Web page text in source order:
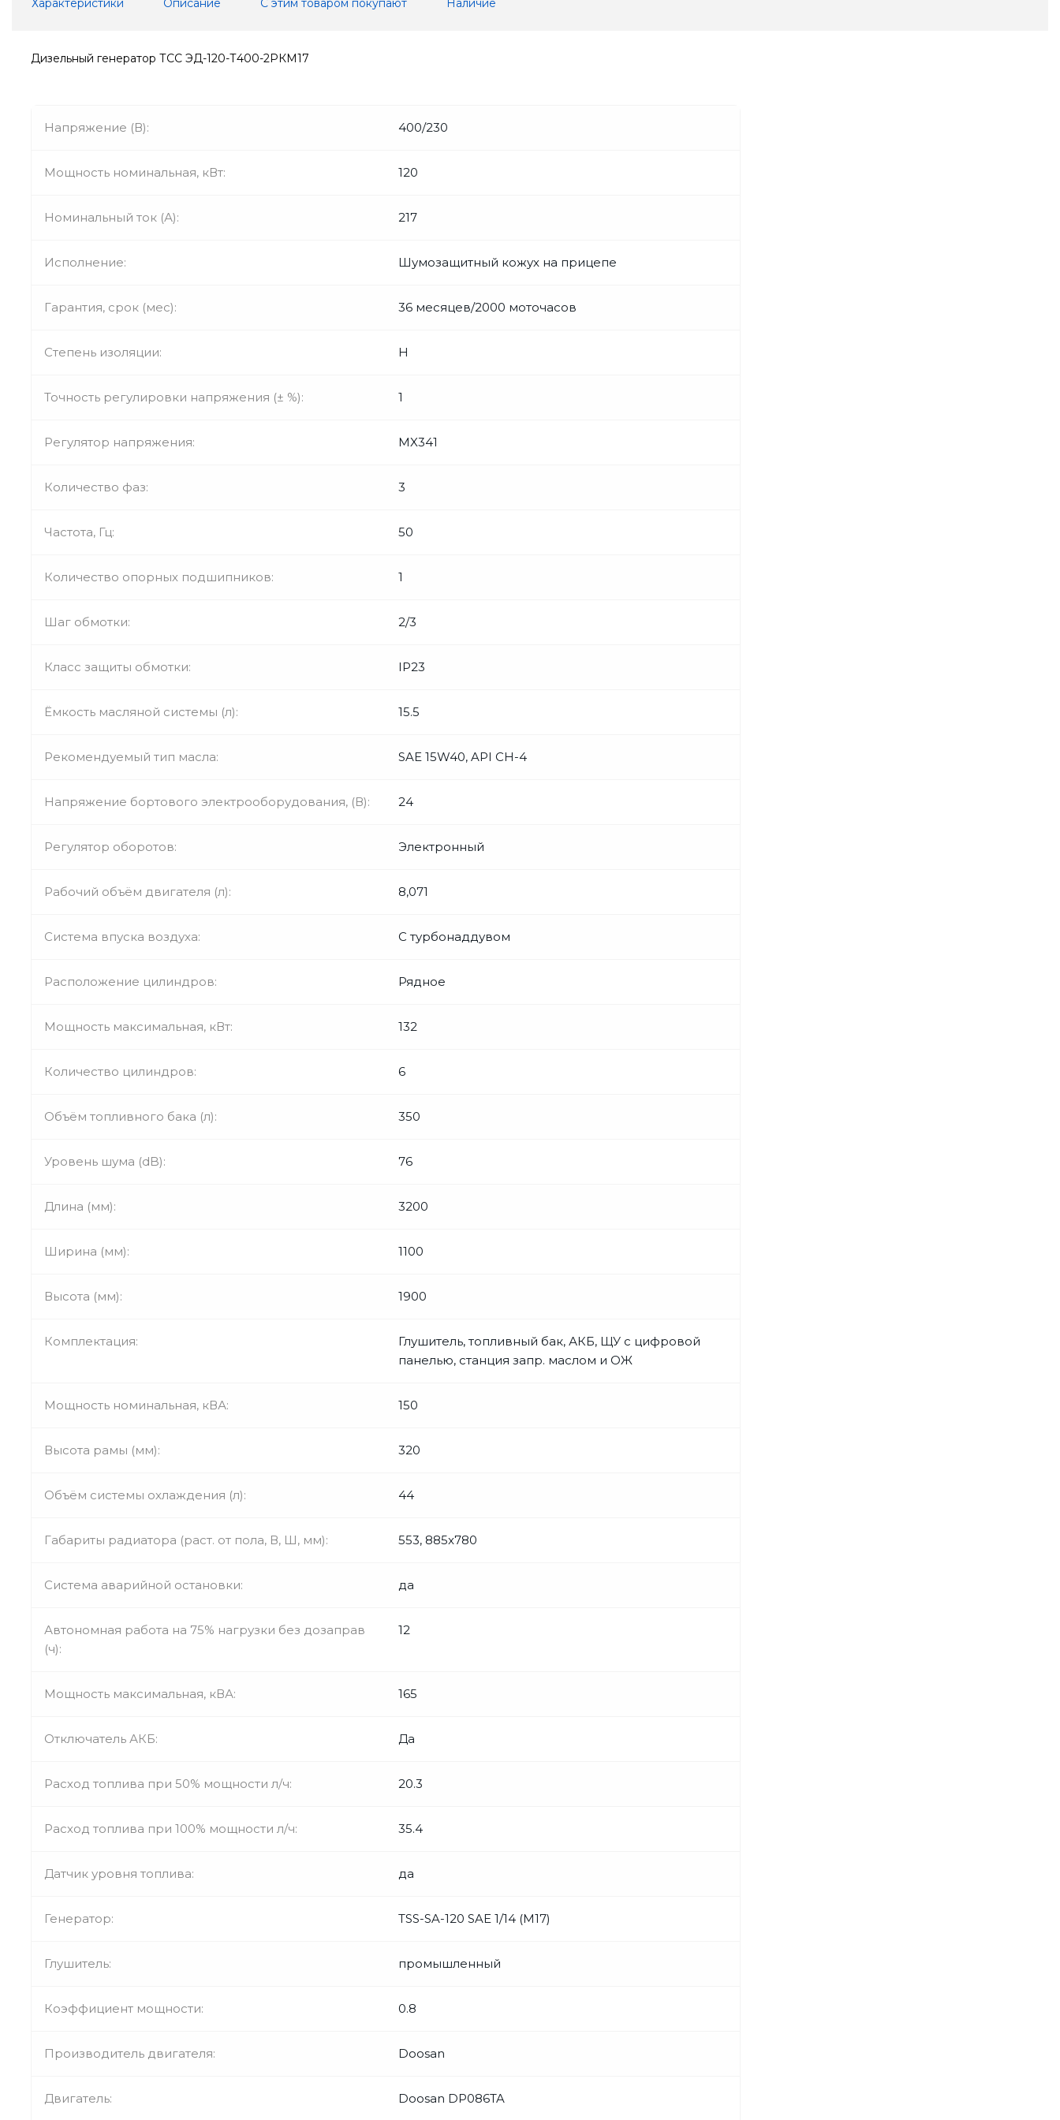
Характеристики Описание С этим товаром покупают Наличие
Дизельный генератор ТСС ЭД-120-Т400-2РКМ17
Напряжение (В): 400/230
Мощность номинальная, кВт: 120
Номинальный ток (А): 217
Исполнение: Шумозащитный кожух на прицепе
Гарантия, срок (мес): 36 месяцев/2000 моточасов
Степень изоляции: H
Точность регулировки напряжения (± %): 1
Регулятор напряжения: MX341
Количество фаз: 3
Частота, Гц: 50
Количество опорных подшипников: 1
Шаг обмотки: 2/3
Класс защиты обмотки: IP23
Ёмкость масляной системы (л): 15.5
Рекомендуемый тип масла: SAE 15W40, API CH-4
Напряжение бортового электрооборудования, (В): 24
Регулятор оборотов: Электронный
Рабочий объём двигателя (л): 8,071
Система впуска воздуха: С турбонаддувом
Расположение цилиндров: Рядное
Мощность максимальная, кВт: 132
Количество цилиндров: 6
Объём топливного бака (л): 350
Уровень шума (dB): 76
Длина (мм): 3200
Ширина (мм): 1100
Высота (мм): 1900
Комплектация:
Глушитель, топливный бак, АКБ, ЩУ с цифровой
панелью, станция запр. маслом и ОЖ
Мощность номинальная, кВА: 150
Высота рамы (мм): 320
Объём системы охлаждения (л): 44
Габариты радиатора (раст. от пола, В, Ш, мм): 553, 885x780
Система аварийной остановки: да
Автономная работа на 75% нагрузки без дозаправ
(ч):
12
Мощность максимальная, кВА: 165
Отключатель АКБ: Да
Расход топлива при 50% мощности л/ч: 20.3
Расход топлива при 100% мощности л/ч: 35.4
Датчик уровня топлива: да
Генератор: TSS-SA-120 SAE 1/14 (М17)
Глушитель: промышленный
Коэффициент мощности: 0.8
Производитель двигателя: Doosan
Двигатель: Doosan DP086TA